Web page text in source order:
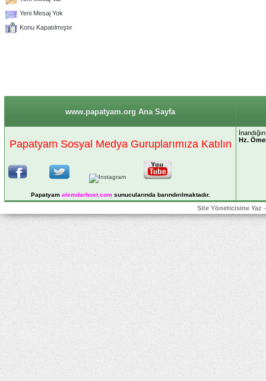
Yeni Mesaj Yok
Konu Kapatılmıştır
www.papatyam.org Ana Sayfa
Papatyam Sosyal Medya Guruplarımıza Katılın
Papatyam alemdarhost.comsunucularında barındırılmaktadır.
Hz.
Site Yöneticisine Yaz